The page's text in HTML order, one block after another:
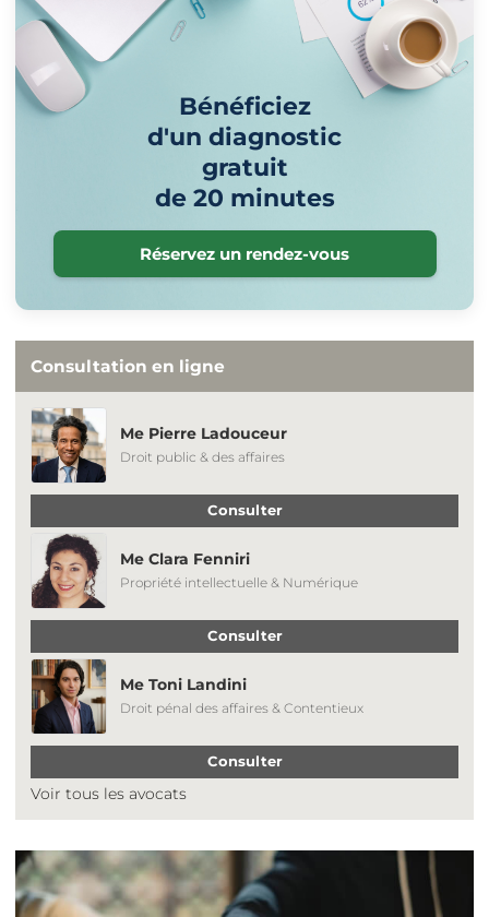
Bénéficiez
d'un diagnostic
gratuit
de 20 minutes
Réservez un rendez-vous
Consultation en ligne
Me Pierre Ladouceur
Droit public & des affaires
Consulter
Me Clara Fenniri
Propriété intellectuelle & Numérique
Consulter
Me Toni Landini
Droit pénal des affaires & Contentieux
Consulter
Voir tous les avocats